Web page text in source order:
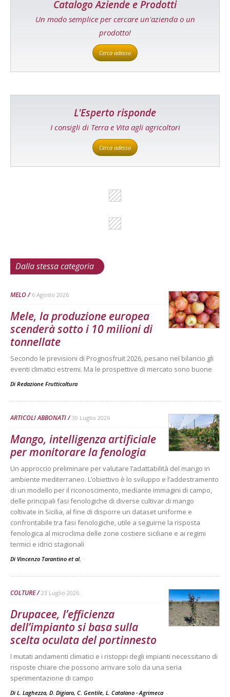
Catalogo Aziende e Prodotti
Un modo semplice per cercare un'azienda o un
prodotto!
Cerca adesso
L'Esperto risponde
I consigli di Terra e Vita agli agricoltori
Cerca adesso
Dalla stessa categoria
MELO 6 Agosto 2026
Mele, la produzione europea
scenderà sotto i 10 milioni di
tonnellate
Secondo le previsioni di Prognosfruit 2026, pesano nel bilancio gli
eventi climatici estremi. Ma le prospettive di mercato sono buone
Di Redazione Frutticoltura
ARTICOLI ABBONATI 30 Luglio 2026
Mango, intelligenza artificiale
per monitorare la fenologia
Un approccio preliminare per valutare l’adattabilità del mango in
ambiente mediterraneo. L’obiettivo è lo sviluppo e l’addestramento
di un modello per il riconoscimento, mediante immagini di campo,
delle principali fasi fenologiche di diverse cultivar di mango
coltivate in Sicilia, al fine di disporre un dataset uniforme e
confrontabile tra fasi fenologiche, utile a seguirne la risposta
fenologica al microclima delle zone costiere siciliane e ai regimi
termici e idrici stagionali
Di Vincenzo Tarantino et al. -
COLTURE 23 Luglio 2026
Drupacee, l’efficienza
dell’impianto si basa sulla
scelta oculata del portinnesto
I mutati andamenti climatici e i ristoppi degli impianti necessitano di
risposte chiare che possono arrivare solo da una seria
sperimentazione di campo
Di L. Laghezza, D. Digiaro, C. Gentile, L. Catalano - Agrimeca -